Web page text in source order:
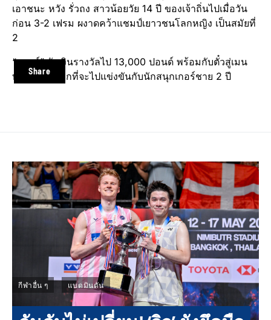
Share
เอาชนะ หวัง รั่วถง สาวน้อยวัย 14 ปี ของเจ้าถิ่นไปเมื่อวัน
ก่อน 3-2 เฟรม ผงาดคว้าแชมป์เยาวชนโลกหญิง เป็นสมัยที่
2
“มายด์” รับเงินรางวัลไป 13,000 ปอนด์ พร้อมกับตั๋วสู่เมน
ทัวร์อาชีพโลกที่จะไปแข่งขันกับนักสนุกเกอร์ชาย 2 ปี
กีฬาอื่น ๆ แบดมินตัน